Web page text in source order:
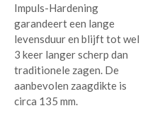
Impuls-Hardening
garandeert een lange
levensduur en blijft tot wel
3 keer langer scherp dan
traditionele zagen. De
aanbevolen zaagdikte is
circa 135 mm.